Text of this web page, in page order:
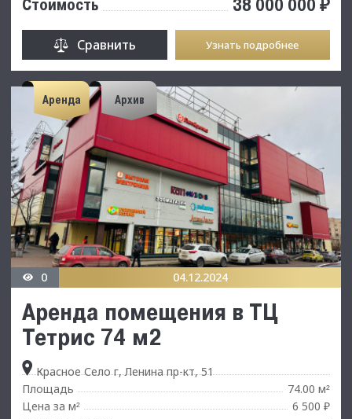
Стоимость 38 000 000 ₽
Сравнить Узнать подробнее
Аренда Архив
0 04.12.2024
Аренда помещения в ТЦ
Тетрис 74 м2
Красное Село г, Ленина пр-кт, 51
Площадь
74.00 м²
Цена за м²
6 500 ₽